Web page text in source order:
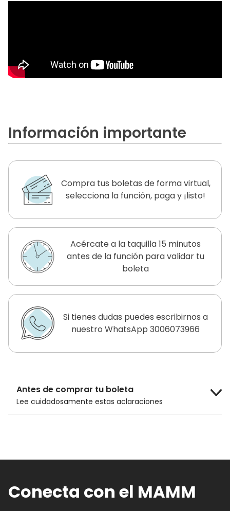
Información importante
Compra tus boletas de forma virtual,
selecciona la función, paga y ¡listo!
Acércate a la taquilla 15 minutos
antes de la función para validar tu
boleta
Si tienes dudas puedes escribirnos a
nuestro WhatsApp 3006073966
Antes de comprar tu boleta
Lee cuidadosamente estas aclaraciones
menores de 12 años y estudiantes con
Los descuentos en las boletas solo son
Conecta con el MAMM